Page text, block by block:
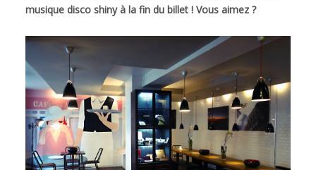
musique disco shiny à la fin du billet ! Vous aimez ?